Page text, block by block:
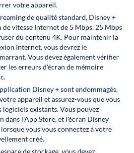
votre appareil.
de qualité standard, Disney +
vitesse Internet de 5 Mbps. 25 Mbps
du contenu 4K. Pour maintenir la
Internet, vous devrez le
Vous devez également vérifier
les erreurs d'écran de mémoire
Disney + sont endommagés,
appareil et assurez-vous que vous
logiciels existants. Vous pouvez
dans l'App Store, et l'écran Disney
vous vous connectez à votre
créé.